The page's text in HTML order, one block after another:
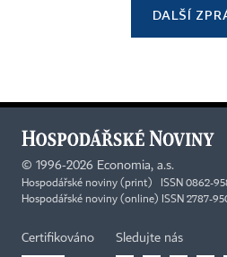
DALŠÍ
© 1996-2026 Economia, a.s.
Hospodářské noviny (print) ISSN 0862-
Hospodářské noviny (online) ISSN 2787-
Certifikováno Sledujte nás